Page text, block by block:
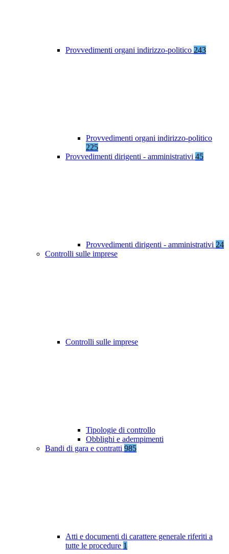
Provvedimenti organi indirizzo-politico 243
Provvedimenti organi indirizzo-politico
225
Provvedimenti dirigenti - amministrativi 45
Provvedimenti dirigenti - amministrativi 24
Controlli sulle imprese
Controlli sulle imprese
Tipologie di controllo
Obblighi e adempimenti
Bandi di gara e contratti 985
Atti e documenti di carattere generale riferiti a
tutte le procedure 1